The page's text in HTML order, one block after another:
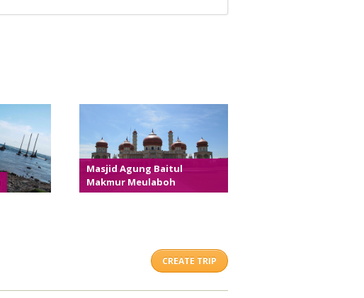
Masjid Agung Baitul
Makmur Meulaboh
CREATE TRIP